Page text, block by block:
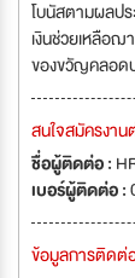
โบนัสตามผลป
เงินช่วยเหลือฌ
ของขวัญคลอด
สนใจสมัครงา
ชื่อผู้ติดต่อ :
เบอร์ผู้ติดต่อ :
ข้อมูลการติดต่